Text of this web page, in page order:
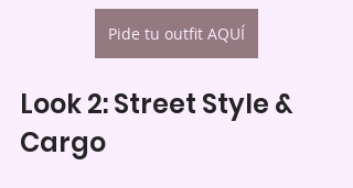
Pide tu outfit AQUÍ
Look 2: Street Style &
Cargo